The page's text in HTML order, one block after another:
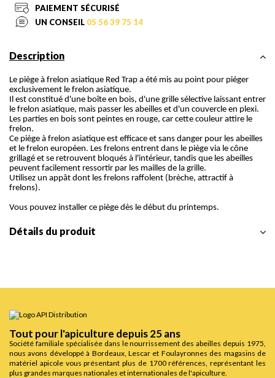
PAIEMENT SÉCURISÉ
UN CONSEIL 05 56 39 75 14
Description
Le piège à frelon asiatique Red Trap a été mis au point pour piéger
exclusivement le frelon asiatique.
Il est constitué d'une boîte en bois, d'une grille sélective laissant entrer
le frelon asiatique, mais passer les abeilles et d'un couvercle en plexi.
Les parties en bois sont peintes en rouge, car cette couleur attire le
frelon.
Ce piège à frelon asiatique est efficace et sans danger pour les abeilles
et le frelon européen. Les frelons entrent dans le piège via le cône
grillagé et se retrouvent bloqués à l'intérieur, tandis que les abeilles
peuvent facilement ressortir par les mailles de la grille.
Utilisez un appât dont les frelons raffolent (brèche, attractif à
frelons).
Vous pouvez installer ce piège dès le début du printemps.
Détails du produit
Tout pour l'apiculture depuis 25 ans
Société familiale spécialisée dans le nourrissement des abeilles depuis 1975,
nous avons développé à Bordeaux, Lescar et Foulayronnes des magasins de
matériel apicole vous présentant plus de 1700 références, représentant les
plus grandes marques nationales et internationales de l'apiculture.